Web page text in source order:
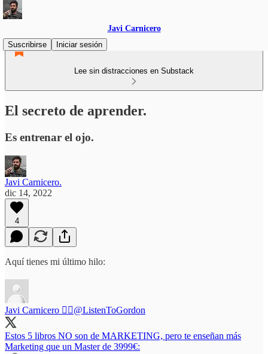
Javi Carnicero
Suscribirse
Iniciar sesión
Lee sin distracciones en Substack
El secreto de aprender.
Es entrenar el ojo.
Javi Carnicero.
dic 14, 2022
4
Aquí tienes mi último hilo:
Javi Carnicero 🏴‍☠️@ListenToGordon
Estos 5 libros NO son de MARKETING, pero te enseñan más
Marketing que un Master de 3999€: